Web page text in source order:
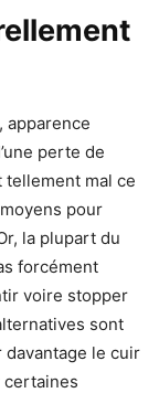
apparence
perte de
tellement mal ce
pour
la plupart du
forcément
voire stopper
sont
le cuir
certaines